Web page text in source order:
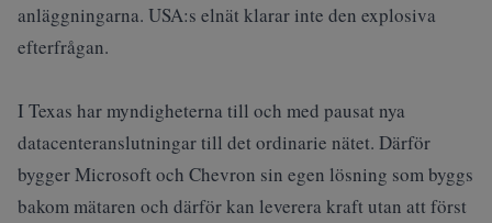
anläggningarna. USA:s elnät klarar inte den explosiva
efterfrågan.
I Texas har myndigheterna till och med pausat nya
datacenteranslutningar till det ordinarie nätet. Därför
bygger Microsoft och Chevron sin egen lösning som byggs
bakom mätaren och därför kan leverera kraft utan att först